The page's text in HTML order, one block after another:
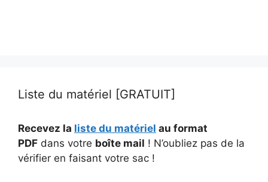
Liste du matériel [GRATUIT]
Recevez la liste du matériel au format
PDF dans votre boîte mail ! N’oubliez pas de la
vérifier en faisant votre sac !